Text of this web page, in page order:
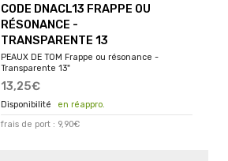
CODE DNACL13 FRAPPE OU
RÉSONANCE -
TRANSPARENTE 13
PEAUX DE TOM Frappe ou résonance -
Transparente 13"
13,25€
en réappro.
frais de port : 9,90€